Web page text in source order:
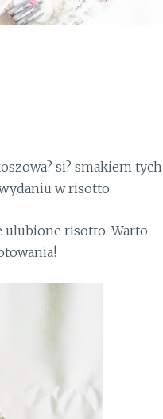
si? smakiem tych
w risotto.
ulubione risotto. Warto